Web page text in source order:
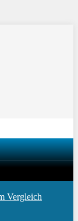
Vergleich